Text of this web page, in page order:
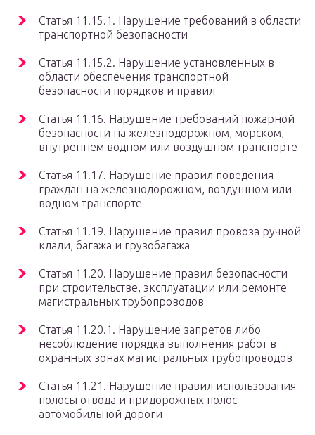
Статья 11.15.1. Нарушение требований в области
транспортной безопасности
Статья 11.15.2. Нарушение установленных в
области обеспечения транспортной
безопасности порядков и правил
Статья 11.16. Нарушение требований пожарной
безопасности на железнодорожном, морском,
внутреннем водном или воздушном транспорте
Статья 11.17. Нарушение правил поведения
граждан на железнодорожном, воздушном или
водном транспорте
Статья 11.19. Нарушение правил провоза ручной
клади, багажа и грузобагажа
Статья 11.20. Нарушение правил безопасности
при строительстве, эксплуатации или ремонте
магистральных трубопроводов
Статья 11.20.1. Нарушение запретов либо
несоблюдение порядка выполнения работ в
охранных зонах магистральных трубопроводов
Статья 11.21. Нарушение правил использования
полосы отвода и придорожных полос
автомобильной дороги